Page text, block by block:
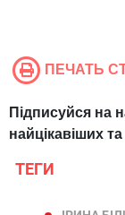
ПЕЧАТЬ
Підписуйся на
найцікавіших
ТЕГИ